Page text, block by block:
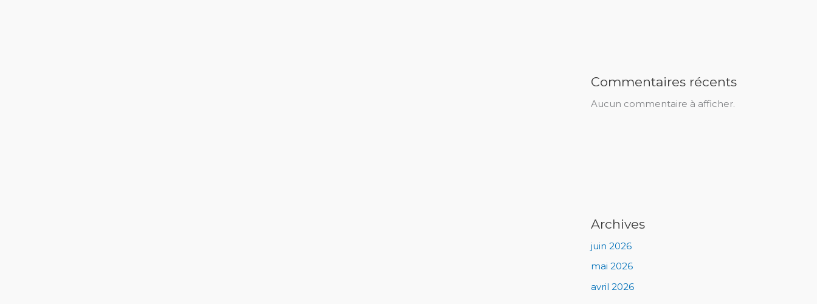
Commentaires récents
Aucun commentaire à afficher.
Archives
juin 2026
mai 2026
avril 2026